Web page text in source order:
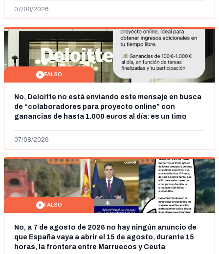
07/08/2026
FALSO
No, Deloitte no está enviando este mensaje en busca
de “colaboradores para proyecto online” con
ganancias de hasta 1.000 euros al día: es un timo
07/08/2026
FALSO
No, a 7 de agosto de 2026 no hay ningún anuncio de
que España vaya a abrir el 15 de agosto, durante 15
horas, la frontera entre Marruecos y Ceuta